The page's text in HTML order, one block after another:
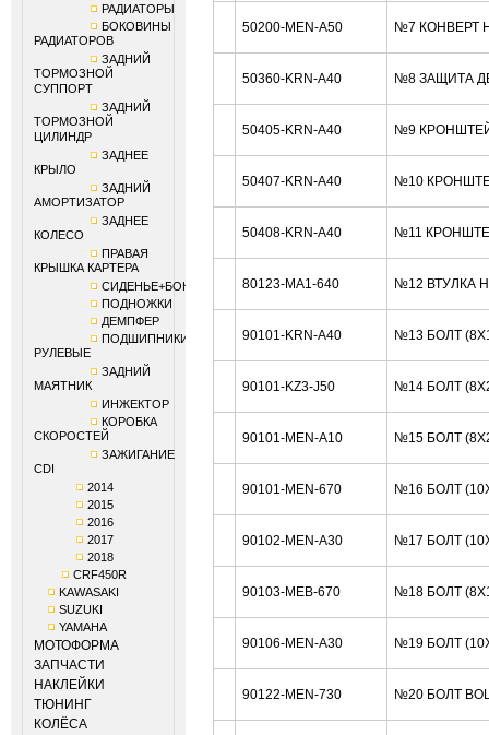
РАДИАТОРЫ
БОКОВИНЫ
РАДИАТОРОВ
ЗАДНИЙ
ТОРМОЗНОЙ
СУППОРТ
ЗАДНИЙ
ТОРМОЗНОЙ
ЦИЛИНДР
ЗАДНЕЕ
КРЫЛО
ЗАДНИЙ
АМОРТИЗАТОР
ЗАДНЕЕ
КОЛЕСО
ПРАВАЯ
КРЫШКА КАРТЕРА
СИДЕНЬЕ+БОКОВИНЫ
ПОДНОЖКИ
ДЕМПФЕР
ПОДШИПНИКИ
РУЛЕВЫЕ
ЗАДНИЙ
МАЯТНИК
ИНЖЕКТОР
КОРОБКА
СКОРОСТЕЙ
ЗАЖИГАНИЕ
CDI
2014
2015
2016
2017
2018
CRF450R
KAWASAKI
SUZUKI
YAMAHA
МОТОФОРМА
ЗАПЧАСТИ
НАКЛЕЙКИ
ТЮНИНГ
КОЛЁСА
50200-MEN-A50 №7 КОНВЕРТ
50360-KRN-A40 №8 ЗАЩИТА
50405-KRN-A40 №9
50407-KRN-A40 №10
50408-KRN-A40 №11
80123-MA1-640 №12 ВТУЛКА
90101-KRN-A40 №13 БОЛТ
90101-KZ3-J50 №14 БОЛТ
90101-MEN-A10 №15 БОЛТ
90101-MEN-670 №16 БОЛТ
90102-MEN-A30 №17 БОЛТ
90103-MEB-670 №18 БОЛТ
90106-MEN-A30 №19 БОЛТ
90122-MEN-730 №20 БОЛТ